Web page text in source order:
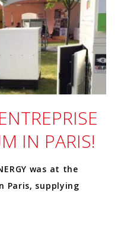
IN PARIS!
was at the
Paris, supplying